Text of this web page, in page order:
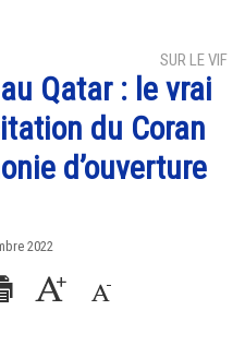
SUR LE VIF
Qatar : le vrai
du Coran
d’ouverture
2022